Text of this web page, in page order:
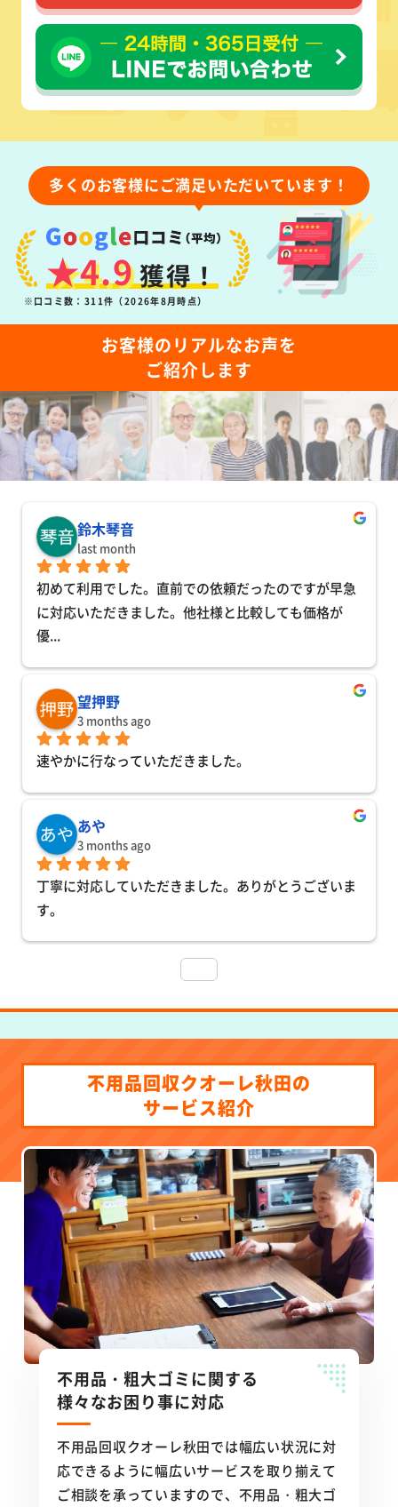
多くのお客様にご満足いただいています！
★4.9獲得！
※口コミ数：311件（2026年8月時点）
お客様のリアルなお声を
ご紹介します
鈴木琴音
last month
初めて利用でした。直前での依頼だったのですが早急
に対応いただきました。他社様と比較しても価格が
優...
望押野
3 months ago
速やかに行なっていただきました。
あや
3 months ago
丁寧に対応していただきました。ありがとうございま
す。
不用品回収クオーレ秋田の
サービス紹介
不用品・粗大ゴミに関する
様々なお困り事に対応
不用品回収クオーレ秋田では幅広い状況に対
応できるように幅広いサービスを取り揃えて
ご相談を承っていますので、不用品・粗大ゴ